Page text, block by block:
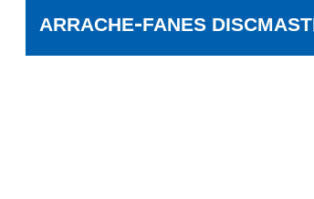
ARRACHE-FANES